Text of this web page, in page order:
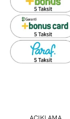
AÇIKLAMA